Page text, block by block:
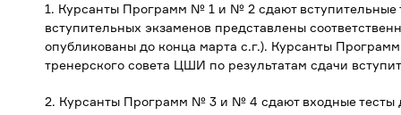
1. Курсанты Программ № 1 и № 2 сдают вступительные
вступительных экзаменов представлены
опубликованы до конца марта с.г.). Курсанты
тренерского совета ЦШИ по результатам сдачи
2. Курсанты Программ № 3 и № 4 сдают входные тесты